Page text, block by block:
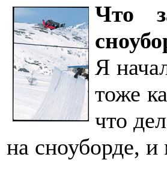
Что
Я
тоже
что
на сноуборде,